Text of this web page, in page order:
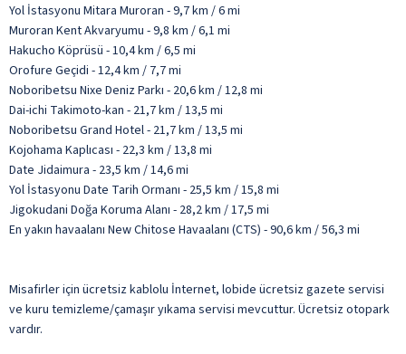
Yol İstasyonu Mitara Muroran - 9,7 km / 6 mi
Muroran Kent Akvaryumu - 9,8 km / 6,1 mi
Hakucho Köprüsü - 10,4 km / 6,5 mi
Orofure Geçidi - 12,4 km / 7,7 mi
Noboribetsu Nixe Deniz Parkı - 20,6 km / 12,8 mi
Dai-ichi Takimoto-kan - 21,7 km / 13,5 mi
Noboribetsu Grand Hotel - 21,7 km / 13,5 mi
Kojohama Kaplıcası - 22,3 km / 13,8 mi
Date Jidaimura - 23,5 km / 14,6 mi
Yol İstasyonu Date Tarih Ormanı - 25,5 km / 15,8 mi
Jigokudani Doğa Koruma Alanı - 28,2 km / 17,5 mi
En yakın havaalanı New Chitose Havaalanı (CTS) - 90,6 km / 56,3 mi
Misafirler için ücretsiz kablolu İnternet, lobide ücretsiz gazete servisi
ve kuru temizleme/çamaşır yıkama servisi mevcuttur. Ücretsiz otopark
vardır.